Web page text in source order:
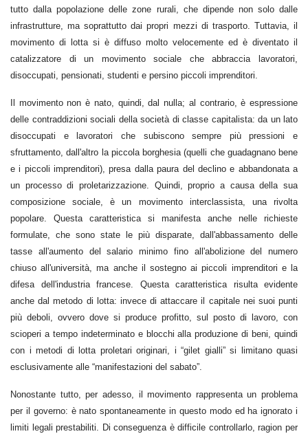
tutto dalla popolazione delle zone rurali, che dipende non solo dalle
infrastrutture, ma soprattutto dai propri mezzi di trasporto. Tuttavia, il
movimento di lotta si è diffuso molto velocemente ed è diventato il
catalizzatore di un movimento sociale che abbraccia lavoratori,
disoccupati, pensionati, studenti e persino piccoli imprenditori.
Il movimento non è nato, quindi, dal nulla; al contrario, è espressione
delle contraddizioni sociali della società di classe capitalista: da un lato
disoccupati e lavoratori che subiscono sempre più pressioni e
sfruttamento, dall'altro la piccola borghesia (quelli che guadagnano bene
e i piccoli imprenditori), presa dalla paura del declino e abbandonata a
un processo di proletarizzazione. Quindi, proprio a causa della sua
composizione sociale, è un movimento interclassista, una rivolta
popolare. Questa caratteristica si manifesta anche nelle richieste
formulate, che sono state le più disparate, dall'abbassamento delle
tasse all'aumento del salario minimo fino all'abolizione del numero
chiuso all'università, ma anche il sostegno ai piccoli imprenditori e la
difesa dell'industria francese. Questa caratteristica risulta evidente
anche dal metodo di lotta: invece di attaccare il capitale nei suoi punti
più deboli, ovvero dove si produce profitto, sul posto di lavoro, con
scioperi a tempo indeterminato e blocchi alla produzione di beni, quindi
con i metodi di lotta proletari originari, i “gilet gialli” si limitano quasi
esclusivamente alle “manifestazioni del sabato”.
Nonostante tutto, per adesso, il movimento rappresenta un problema
per il governo: è nato spontaneamente in questo modo ed ha ignorato i
limiti legali prestabiliti. Di conseguenza è difficile controllarlo, ragion per